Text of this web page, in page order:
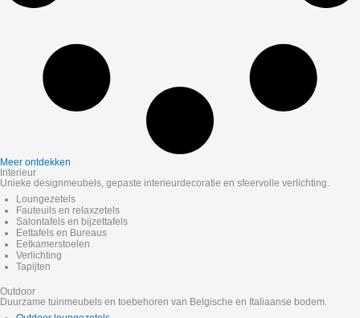
Meer ontdekken
Interieur
Unieke designmeubels, gepaste interieurdecoratie en sfeervolle verlichting.
Loungezetels
Fauteuils en relaxzetels
Salontafels en bijzettafels
Eettafels en Bureaus
Eetkamerstoelen
Verlichting
Tapijten
Outdoor
Duurzame tuinmeubels en toebehoren van Belgische en Italiaanse bodem.